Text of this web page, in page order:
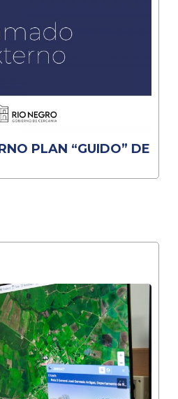
PLAN “GUIDO” DE